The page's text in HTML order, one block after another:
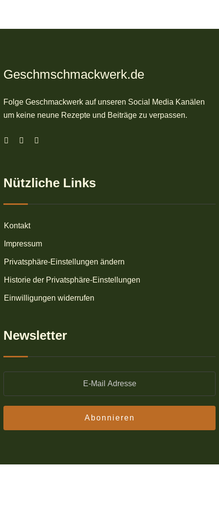
Geschmschmackwerk.de
Folge Geschmackwerk auf unseren Social Media Kanälen
um keine neune Rezepte und Beiträge zu verpassen.
Nützliche Links
Kontakt
Impressum
Privatsphäre-Einstellungen ändern
Historie der Privatsphäre-Einstellungen
Einwilligungen widerrufen
Newsletter
Abonnieren